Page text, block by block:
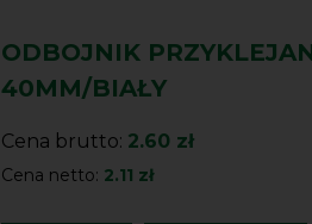
ODBOJNIK
40MM/BIAŁY
Cena brutto: 2.60 zł
Cena netto: 2.11 zł